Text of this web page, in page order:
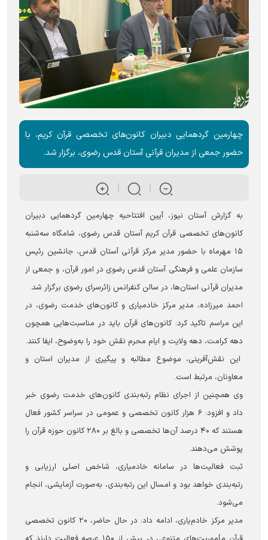
چهارمین گردهمایی دبیران کانون‌های تخصصی قرآن کریم، با
حضور جمعی از مدیران قرآنی آستان قدس رضوی، برگزار شد.
به گزارش آستان نیوز، آیین افتتاحیه چهارمین گردهمایی دبیران
کانون‌های تخصصی قرآن کریم آستان قدس رضوی، شامگاه سه‌شنبه
۱۵ مهرماه با حضور مدیر مرکز قرآنی آستان قدس، جانشین رئیس
سازمان علمی و فرهنگی آستان قدس رضوی در امور قرآن، و جمعی از
مدیران قرآنی استان‌ها، در سالن کنفرانس زائرسرای رضوی برگزار شد.
احمد میرزاده، مدیر مرکز خادمیاری و کانون‌های خدمت رضوی، در
این مراسم تاکید کرد: کانون‌های قرآن باید در مناسبت‌هایی همچون
دهه کرامت، دهه ولایت و ایام محرم نقش خود را به‌وضوح، ایفا کنند.
این نقش‌آفرینی، موضوع مطالبه و پیگیری از مدیران استان و
معاونان، مرتبط است.
وی همچنین از اجرای نظام رتبه‌بندی کانون‌های خدمت رضوی خبر
داد و افزود: ۶ هزار کانون تخصصی و عمومی در سراسر کشور فعال
هستند که ۴۰ درصد آن‌ها تخصصی و بالغ بر ۲۸۰ کانون حوزه قرآن را
پوشش می‌دهند.
ثبت فعالیت‌ها در سامانه خادمیاری، شاخص اصلی ارزیابی و
رتبه‌بندی خواهد بود و امسال این رتبه‌بندی، به‌صورت آزمایشی، انجام
می‌شود.
مدیر مرکز خادم‌یاری، ادامه داد: در حال حاضر، ۲۰ کانون تخصصی